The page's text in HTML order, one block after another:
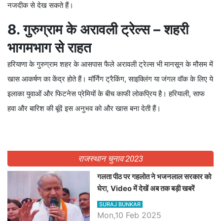
नजदीक से देख सकते हैं।
8. गुरुग्राम के अरावली ट्रेल्स – शहरी
भागमभाग से राहत
हरियाणा के गुरुग्राम शहर के आसपास फैले अरावली ट्रेल्स भी मानसून के मौसम में
खास आकर्षण का केंद्र होते हैं। मॉर्निंग ट्रैकिंग, साइक्लिंग या जंगल वॉक के लिए ये
इलाका युवाओं और फिटनेस प्रेमियों के बीच काफी लोकप्रिय है। हरियाली, साफ
हवा और बारिश की बूंदें इस अनुभव को और खास बना देती हैं।
राजस्थान चुनाव 2023
गलता पीठ पर गहलोत ने भजनलाल सरकार को
घेरा, Video में देखें अब तक बड़ी खबरें
SURAJ BUNKAR
Mon,10 Feb 2025